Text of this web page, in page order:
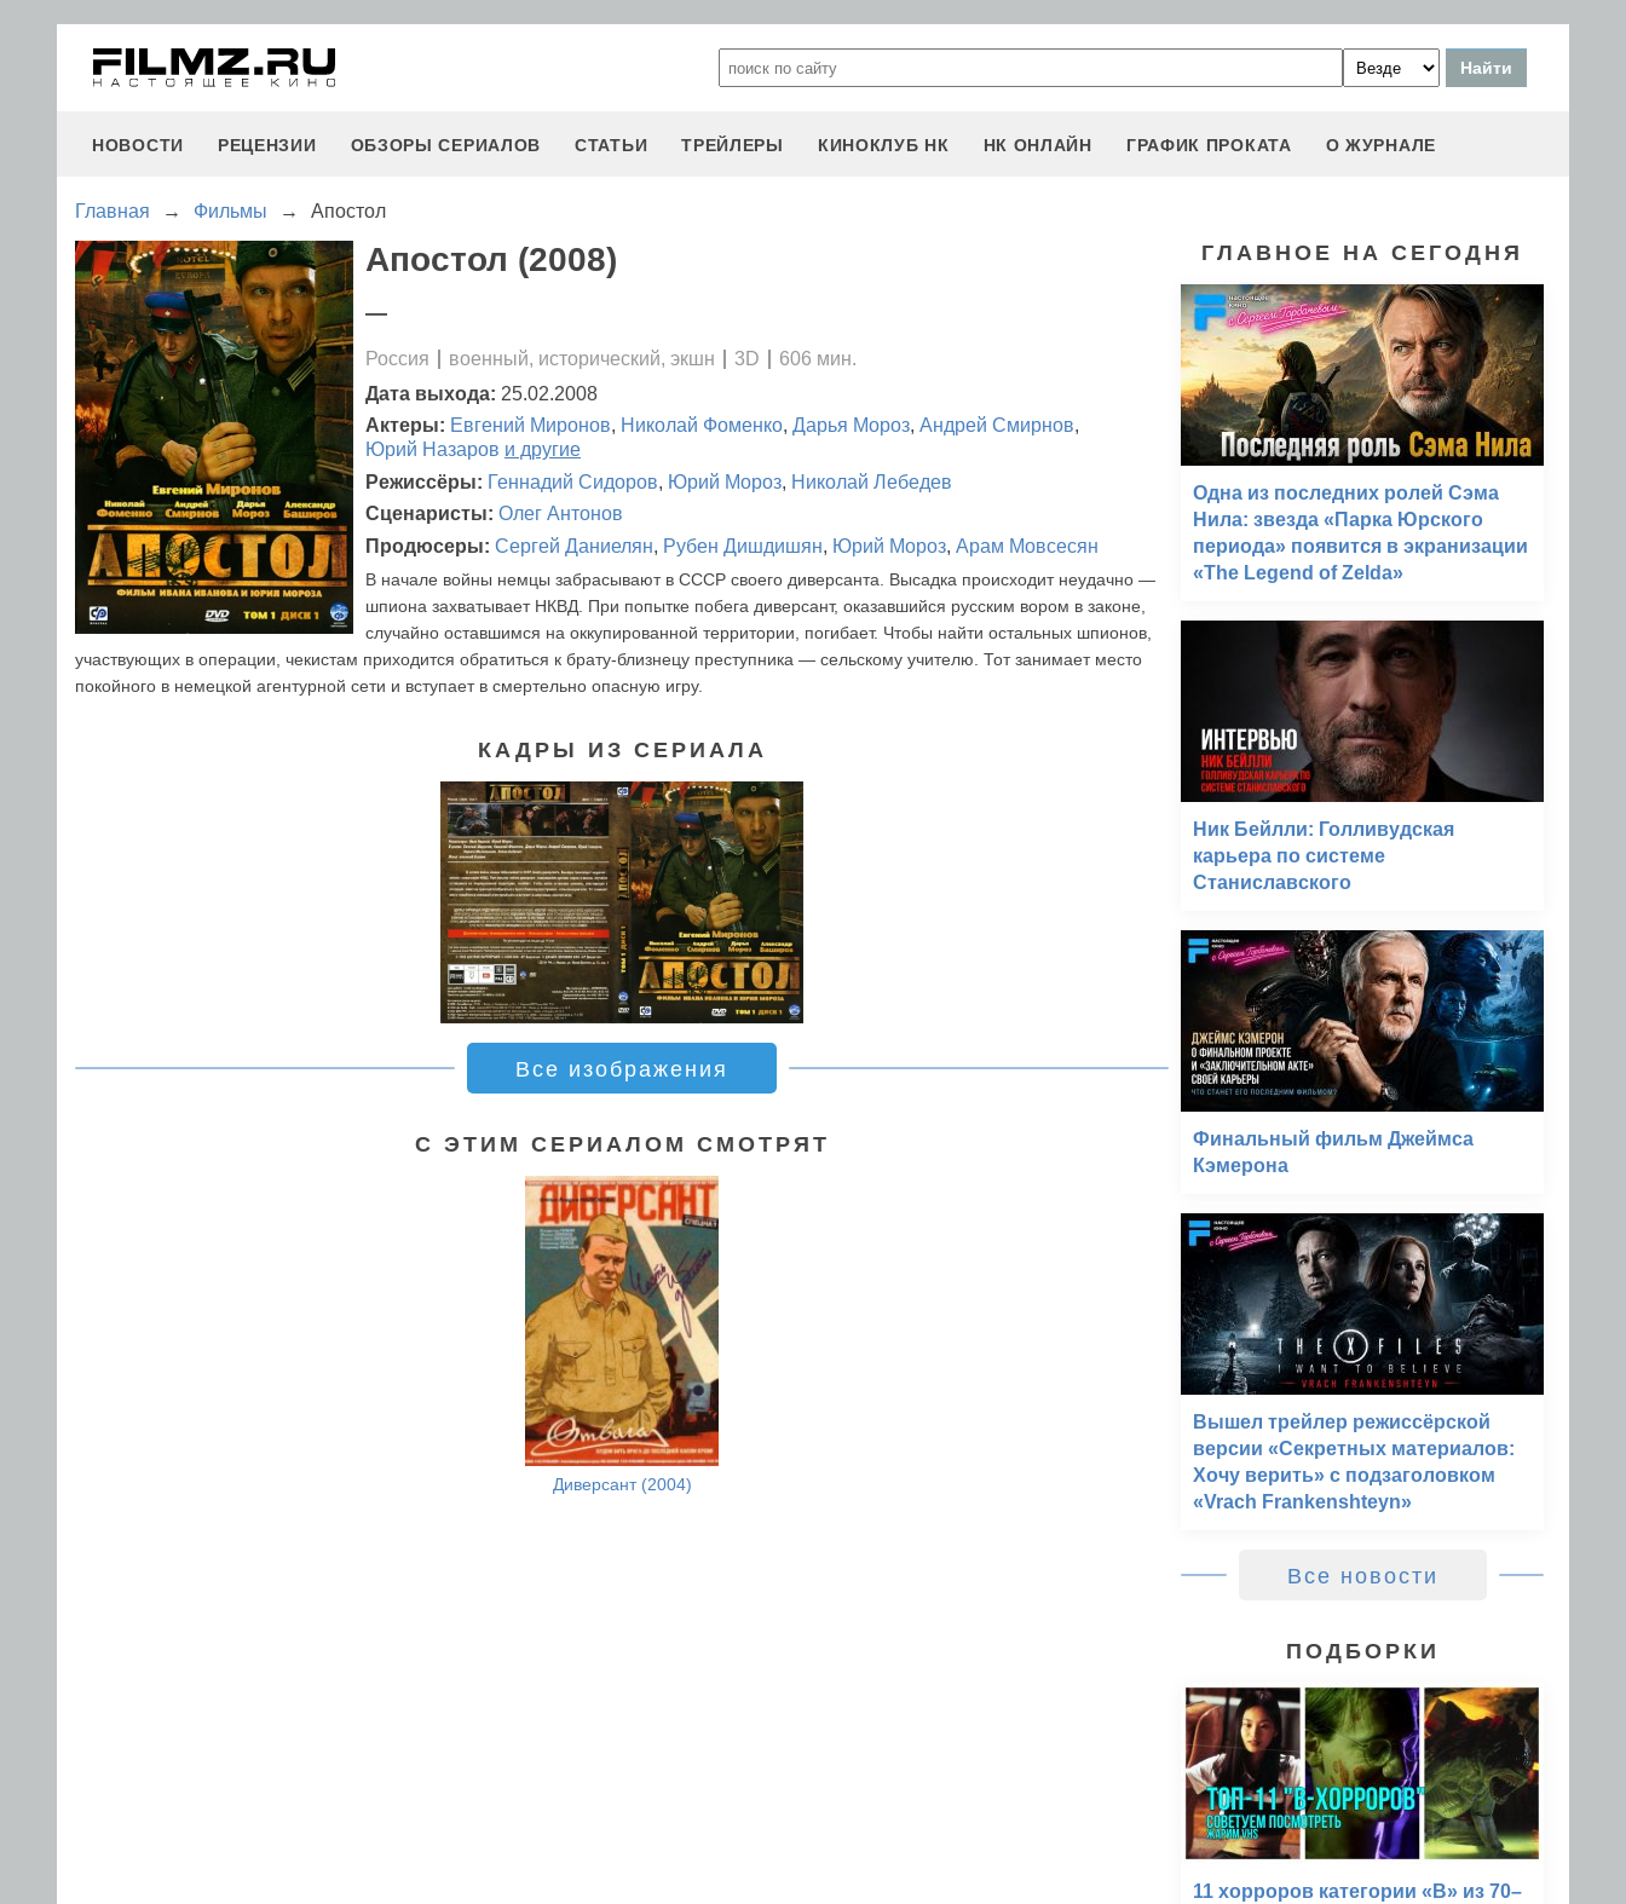
НОВОСТИ РЕЦЕНЗИИ ОБЗОРЫ СЕРИАЛОВ СТАТЬИ ТРЕЙЛЕРЫ КИНОКЛУБ НК НК ОНЛАЙН ГРАФИК ПРОКАТА О ЖУРНАЛЕ
Главная → Фильмы → Апостол
Апостол (2008)
—
Россия военный, исторический, экшн 3D
606 мин.
Дата выхода: 25.02.2008
Актеры: Евгений Миронов, Николай Фоменко, Дарья Мороз, Андрей Смирнов,
Юрий Назаров и другие
Режиссёры: Геннадий Сидоров, Юрий Мороз, Николай Лебедев
Сценаристы: Олег Антонов
Продюсеры: Сергей Даниелян, Рубен Дишдишян, Юрий Мороз, Арам Мовсесян
В начале войны немцы забрасывают в СССР своего диверсанта. Высадка происходит неудачно —
шпиона захватывает НКВД. При попытке побега диверсант, оказавшийся русским вором в законе,
случайно оставшимся на оккупированной территории, погибает. Чтобы найти остальных шпионов,
участвующих в операции, чекистам приходится обратиться к брату-близнецу преступника — сельскому учителю. Тот занимает место
покойного в немецкой агентурной сети и вступает в смертельно опасную игру.
КАДРЫ ИЗ СЕРИАЛА
Все изображения
С ЭТИМ СЕРИАЛОМ СМОТРЯТ
Диверсант (2004)
ГЛАВНОЕ НА СЕГОДНЯ
Одна из последних ролей Сэма
Нила: звезда «Парка Юрского
периода» появится в экранизации
«The Legend of Zelda»
Ник Бейлли: Голливудская
карьера по системе
Станиславского
Финальный фильм Джеймса
Кэмерона
Вышел трейлер режиссёрской
версии «Секретных материалов:
Хочу верить» с подзаголовком
«Vrach Frankenshteyn»
Все новости
ПОДБОРКИ
11 хорроров категории «B» из 70–